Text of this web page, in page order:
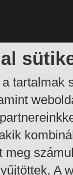
tartalmak
meg
A